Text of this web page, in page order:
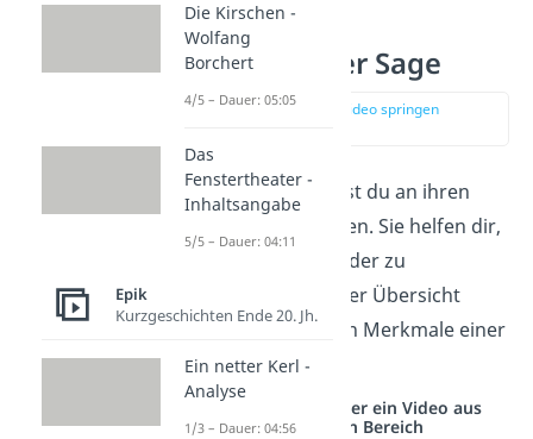
Merkmale einer Sage
zur Stelle im Video springen
Jede Textsorte erkennst du an ihren
typischen Eigenschaften. Sie helfen dir,
Geschichten voneinander zu
unterscheiden. In dieser Übersicht
lernst du alle wichtigen Merkmale einer
Sage kennen.
Studyflix vernetzt: Hier ein Video aus
einem anderen Bereich
Die Kirschen -
Wolfang
Borchert
4/5 – Dauer: 05:05
Das
Fenstertheater -
Inhaltsangabe
5/5 – Dauer: 04:11
Epik
Kurzgeschichten Ende 20. Jh.
Ein netter Kerl -
Analyse
1/3 – Dauer: 04:56